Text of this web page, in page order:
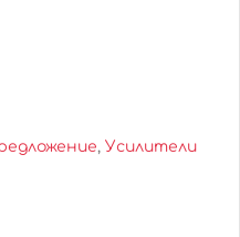
, Усилители